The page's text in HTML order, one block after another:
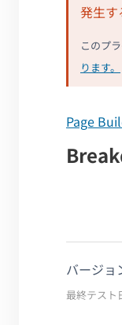
発生す
このプ
ります。
Page
バージョ
最終テスト